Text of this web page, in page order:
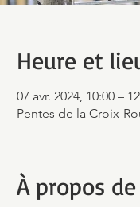
Heure et
07 avr. 2024, 10:00 –
Pentes de la Croix-
À propos